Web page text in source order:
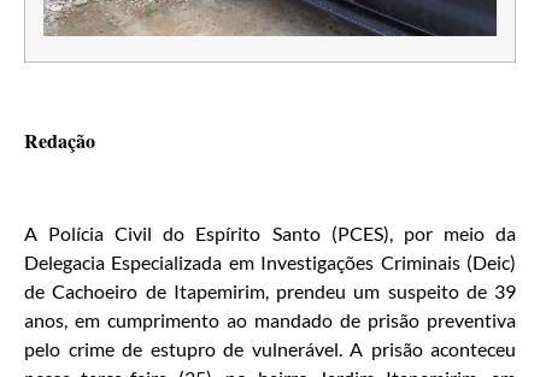
Redação
A Polícia Civil do Espírito Santo (PCES), por meio da
Delegacia Especializada em Investigações Criminais (Deic)
de Cachoeiro de Itapemirim, prendeu um suspeito de 39
anos, em cumprimento ao mandado de prisão preventiva
pelo crime de estupro de vulnerável. A prisão aconteceu